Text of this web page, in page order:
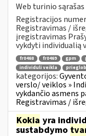
Web turinio sąrašas
Registracijos
Registravimas /
įregistravimas
vykdyti individualią
fr0468 fr0469 gpm
individuli veikla
kategorijos:
verslo/ veiklos »
vykdančio asmens
Registravimas /
Kokia yra
sustabdymo